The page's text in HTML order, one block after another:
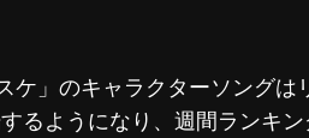
ケ」のキャラクターソングは
るようになり、週間ランキ